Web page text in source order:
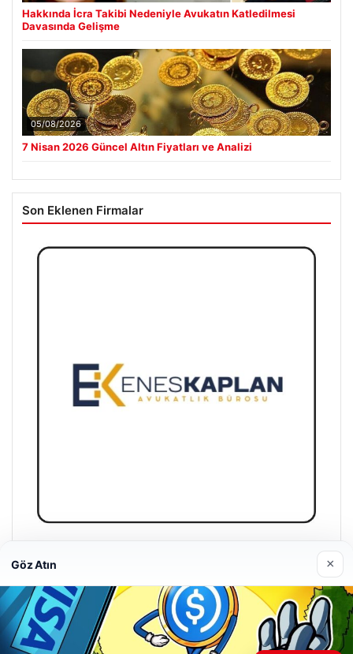
Hakkında İcra Takibi Nedeniyle Avukatın Katledilmesi
Davasında Gelişme
05/08/2026
7 Nisan 2026 Güncel Altın Fiyatları ve Analizi
Son Eklenen Firmalar
Enes Kaplan Avukatlık Bürosu
Göz Atın ×